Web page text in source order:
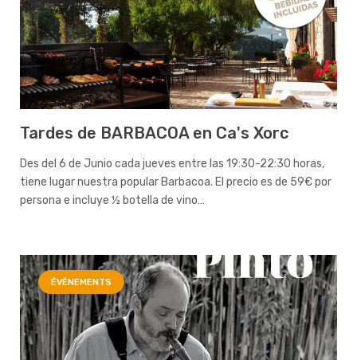
Tardes de BARBACOA en Ca's Xorc
Des del 6 de Junio cada jueves entre las 19:30-22:30 horas,
tiene lugar nuestra popular Barbacoa. El precio es de 59€ por
persona e incluye ½ botella de vino…
ÉVÉNEMENTS